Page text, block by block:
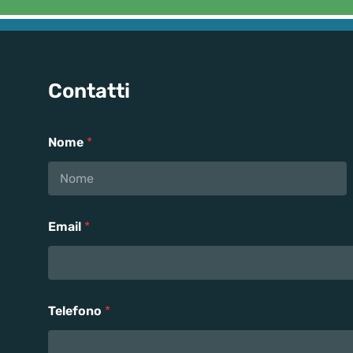
Contatti
Nome *
Email *
Telefono *